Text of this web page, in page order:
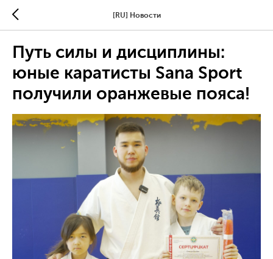
[RU] Новости
Путь силы и дисциплины:
юные каратисты Sana Sport
получили оранжевые пояса!